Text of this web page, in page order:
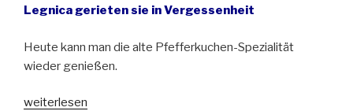
Legnica gerieten sie in Vergessenheit
Heute kann man die alte Pfefferkuchen-Spezialität
wieder genießen.
„Die
weiterlesen